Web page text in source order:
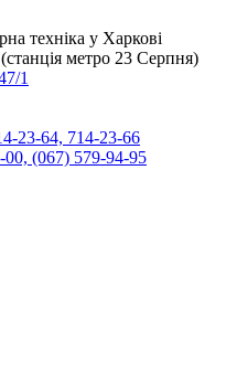
техніка у Харкові
метро 23 Серпня)
1
23-64, 714-23-66
00, (067) 579-94-95